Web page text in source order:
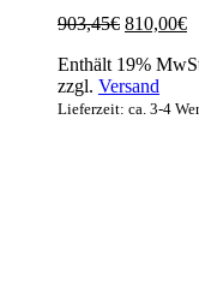
903,45€
war:
903,45€
810,00€
Enthält 19%
zzgl. Versand
Lieferzeit: ca. 3-4